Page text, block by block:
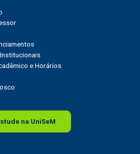
e Horários
na UniSeM